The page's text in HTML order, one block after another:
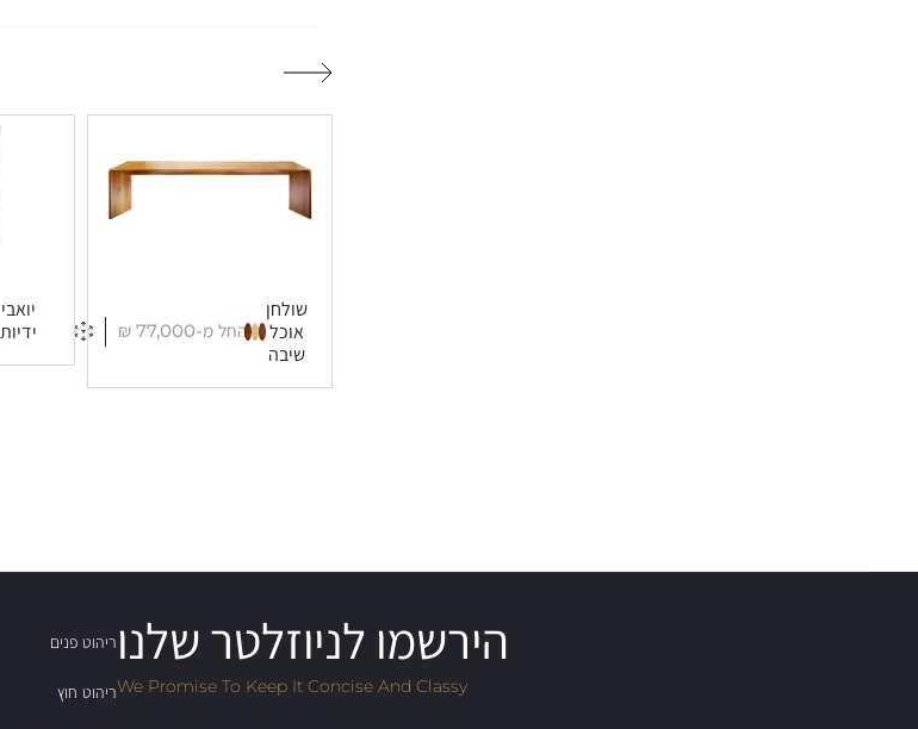
שולחן
אוכל
שיבה
החל מ-77,000
₪
יואבי
ידיות
הירשמו לניוזלטר שלנו
We Promise To Keep It Concise And Classy
ריהוט פנים
ריהוט חוץ